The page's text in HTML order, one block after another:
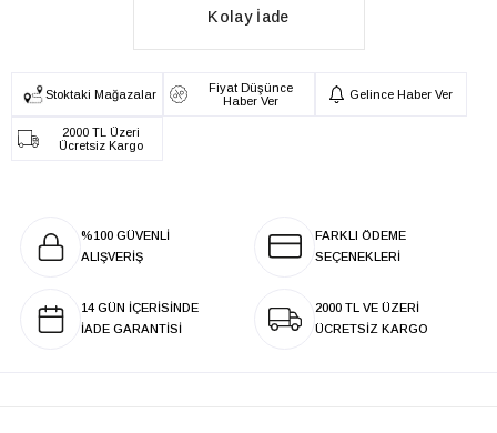
Kolay İade
Stoktaki Mağazalar
Fiyat Düşünce
Haber Ver
Gelince Haber Ver
2000 TL Üzeri
Ücretsiz Kargo
%100 GÜVENLİ
ALIŞVERİŞ
FARKLI ÖDEME
SEÇENEKLERİ
14 GÜN İÇERİSİNDE
İADE GARANTİSİ
2000 TL VE ÜZERİ
ÜCRETSİZ KARGO